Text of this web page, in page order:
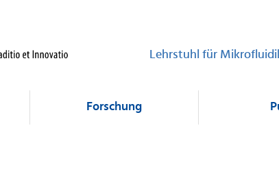
Lehrstuhl für
Forschung